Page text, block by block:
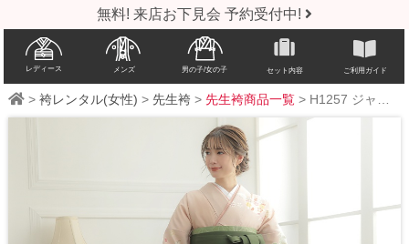
無料! 来店お下見会 予約受付中!
レディース メンズ 男の子/女の子 セット内容 ご利用ガイド
> 袴レンタル(女性) > 先生袴> 先生袴商品一覧> H1257 ジャパンスタイル